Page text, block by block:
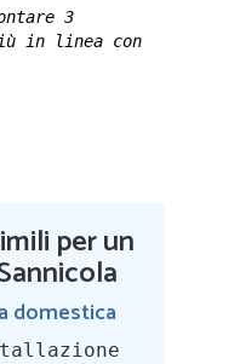
3
in linea con
per un
domestica